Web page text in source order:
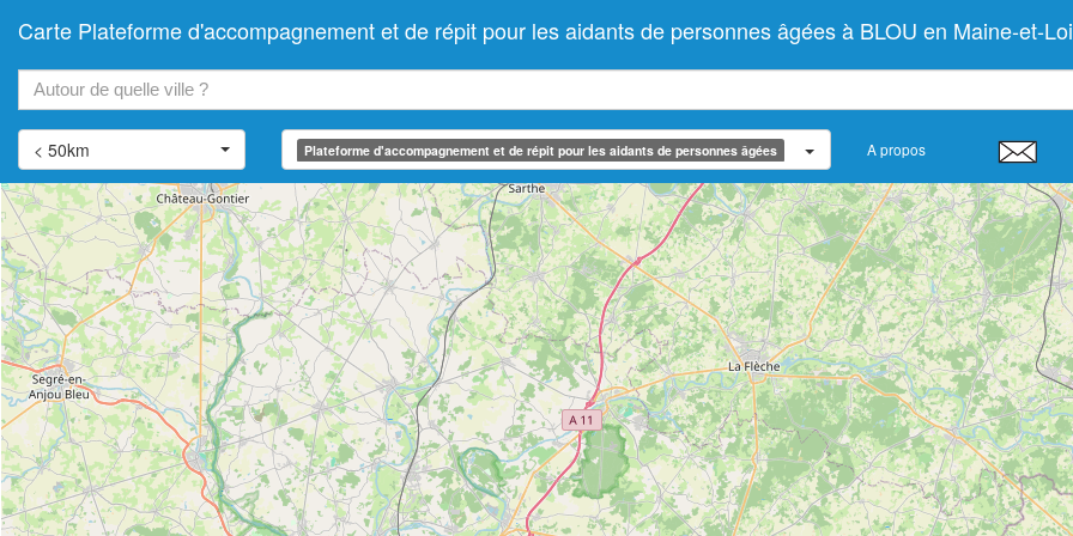
Carte Plateforme d'accompagnement et de répit pour les aidants de personnes âgées à BLOU en Maine-et-
< 50km Plateforme d'accompagnement et de répit pour les aidants de personnes âgées A propos
−